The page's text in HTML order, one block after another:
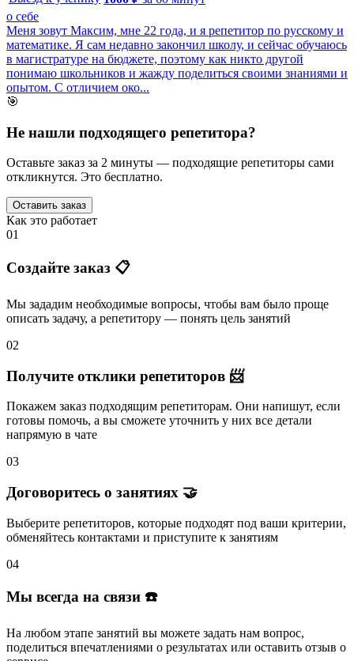
о себе
Меня зовут Максим, мне 22 года, и я репетитор по русскому и
математике. Я сам недавно закончил школу, и сейчас обучаюсь
в магистратуре на бюджете, поэтому как никто другой
понимаю школьников и жажду поделиться своими знаниями и
опытом. С отличием око...
🎯
Не нашли подходящего репетитора?
Оставьте заказ за 2 минуты — подходящие репетиторы сами
откликнутся. Это бесплатно.
Оставить заказ
Как это работает
01
Создайте заказ 📋
Мы зададим необходимые вопросы, чтобы вам было проще
описать задачу, а репетитору — понять цель занятий
02
Получите отклики репетиторов 📨
Покажем заказ подходящим репетиторам. Они напишут, если
готовы помочь, а вы сможете уточнить у них все детали
напрямую в чате
03
Договоритесь о занятиях 🤝
Выберите репетиторов, которые подходят под ваши критерии,
обменяйтесь контактами и приступите к занятиям
04
Мы всегда на связи ☎️
На любом этапе занятий вы можете задать нам вопрос,
поделиться впечатлениями о результатах или оставить отзыв о